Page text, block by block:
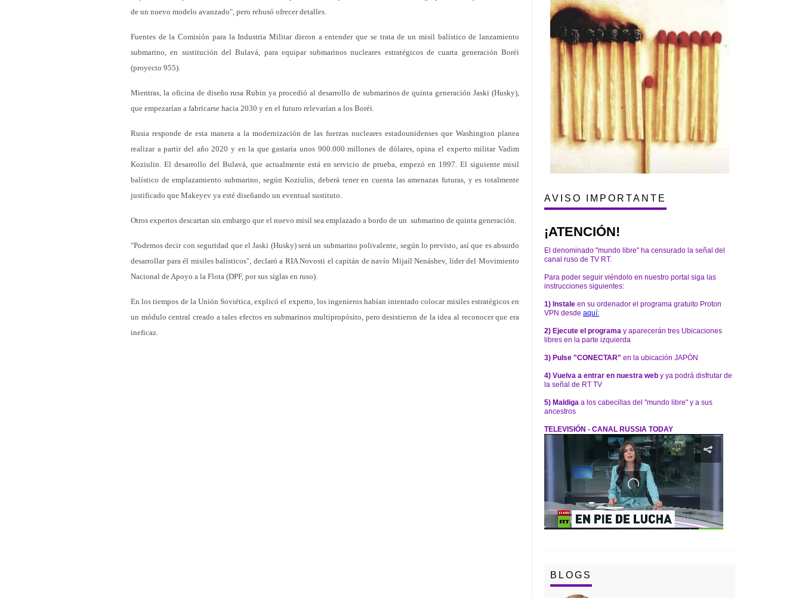
de un nuevo modelo avanzado", pero rehusó ofrecer detalles.
Fuentes de la Comisión para la Industria Militar dieron a entender que se trata de un misil balístico de lanzamiento
submarino, en sustitución del Bulavá, para equipar submarinos nucleares estratégicos de cuarta generación Boréi
(proyecto 955).
Mientras, la oficina de diseño rusa Rubin ya procedió al desarrollo de submarinos de quinta generación Jaski (Husky),
que empezarían a fabricarse hacia 2030 y en el futuro relevarían a los Boréi.
Rusia responde de esta manera a la modernización de las fuerzas nucleares estadounidenses que Washington planea
realizar a partir del año 2020 y en la que gastaría unos 900.000 millones de dólares, opina el experto militar Vadim
Koziulin. El desarrollo del Bulavá, que actualmente está en servicio de prueba, empezó en 1997. El siguiente misil
balístico de emplazamiento submarino, según Koziulin, deberá tener en cuenta las amenazas futuras, y es totalmente
justificado que Makeyev ya esté diseñando un eventual sustituto.
Otros expertos descartan sin embargo que el nuevo misil sea emplazado a bordo de un submarino de quinta generación.
"Podemos decir con seguridad que el Jaski (Husky) será un submarino polivalente, según lo previsto, así que es absurdo
desarrollar para él misiles balísticos", declaró a RIA Novosti el capitán de navío Mijaíl Nenáshev, líder del Movimiento
Nacional de Apoyo a la Flota (DPF, por sus siglas en ruso).
En los tiempos de la Unión Soviética, explicó el experto, los ingenieros habían intentado colocar misiles estratégicos en
un módulo central creado a tales efectos en submarinos multipropósito, pero desistieron de la idea al reconocer que era
ineficaz.
AVISO IMPORTANTE
¡ATENCIÓN!
El denominado "mundo libre" ha censurado la señal del
canal ruso de TV RT.
Para poder seguir viéndolo en nuestro portal siga las
instrucciones siguientes:
1) Instale en su ordenador el programa gratuito Proton
VPN desde aquí:
2) Ejecute el programa y aparecerán tres Ubicaciones
libres en la parte izquierda
3) Pulse "CONECTAR" en la ubicación JAPÓN
4) Vuelva a entrar en nuestra web y ya podrá disfrutar de
la señal de RT TV
5) Maldiga a los cabecillas del "mundo libre" y a sus
ancestros
TELEVISIÓN - CANAL RUSSIA TODAY
BLOGS